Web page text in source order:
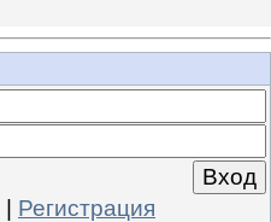
| Регистрация